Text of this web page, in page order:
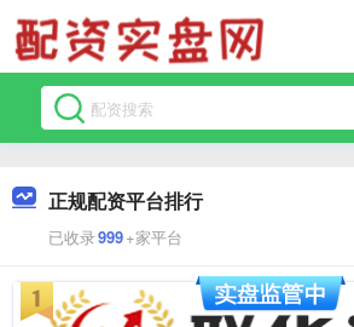
正规配资平台排行
已收录999+家平台